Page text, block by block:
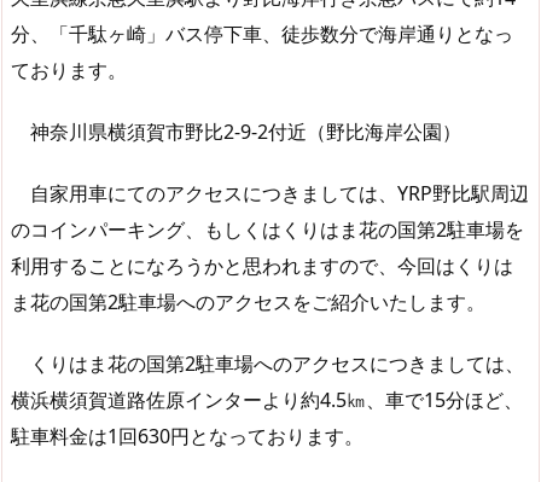
分、「千駄ヶ崎」バス停下車、徒歩数分で海岸通りとなっ
ております。
神奈川県横須賀市野比2-9-2付近（野比海岸公園）
自家用車にてのアクセスにつきましては、YRP野比駅周辺
のコインパーキング、もしくはくりはま花の国第2駐車場を
利用することになろうかと思われますので、今回はくりは
ま花の国第2駐車場へのアクセスをご紹介いたします。
くりはま花の国第2駐車場へのアクセスにつきましては、
横浜横須賀道路佐原インターより約4.5㎞、車で15分ほど、
駐車料金は1回630円となっております。